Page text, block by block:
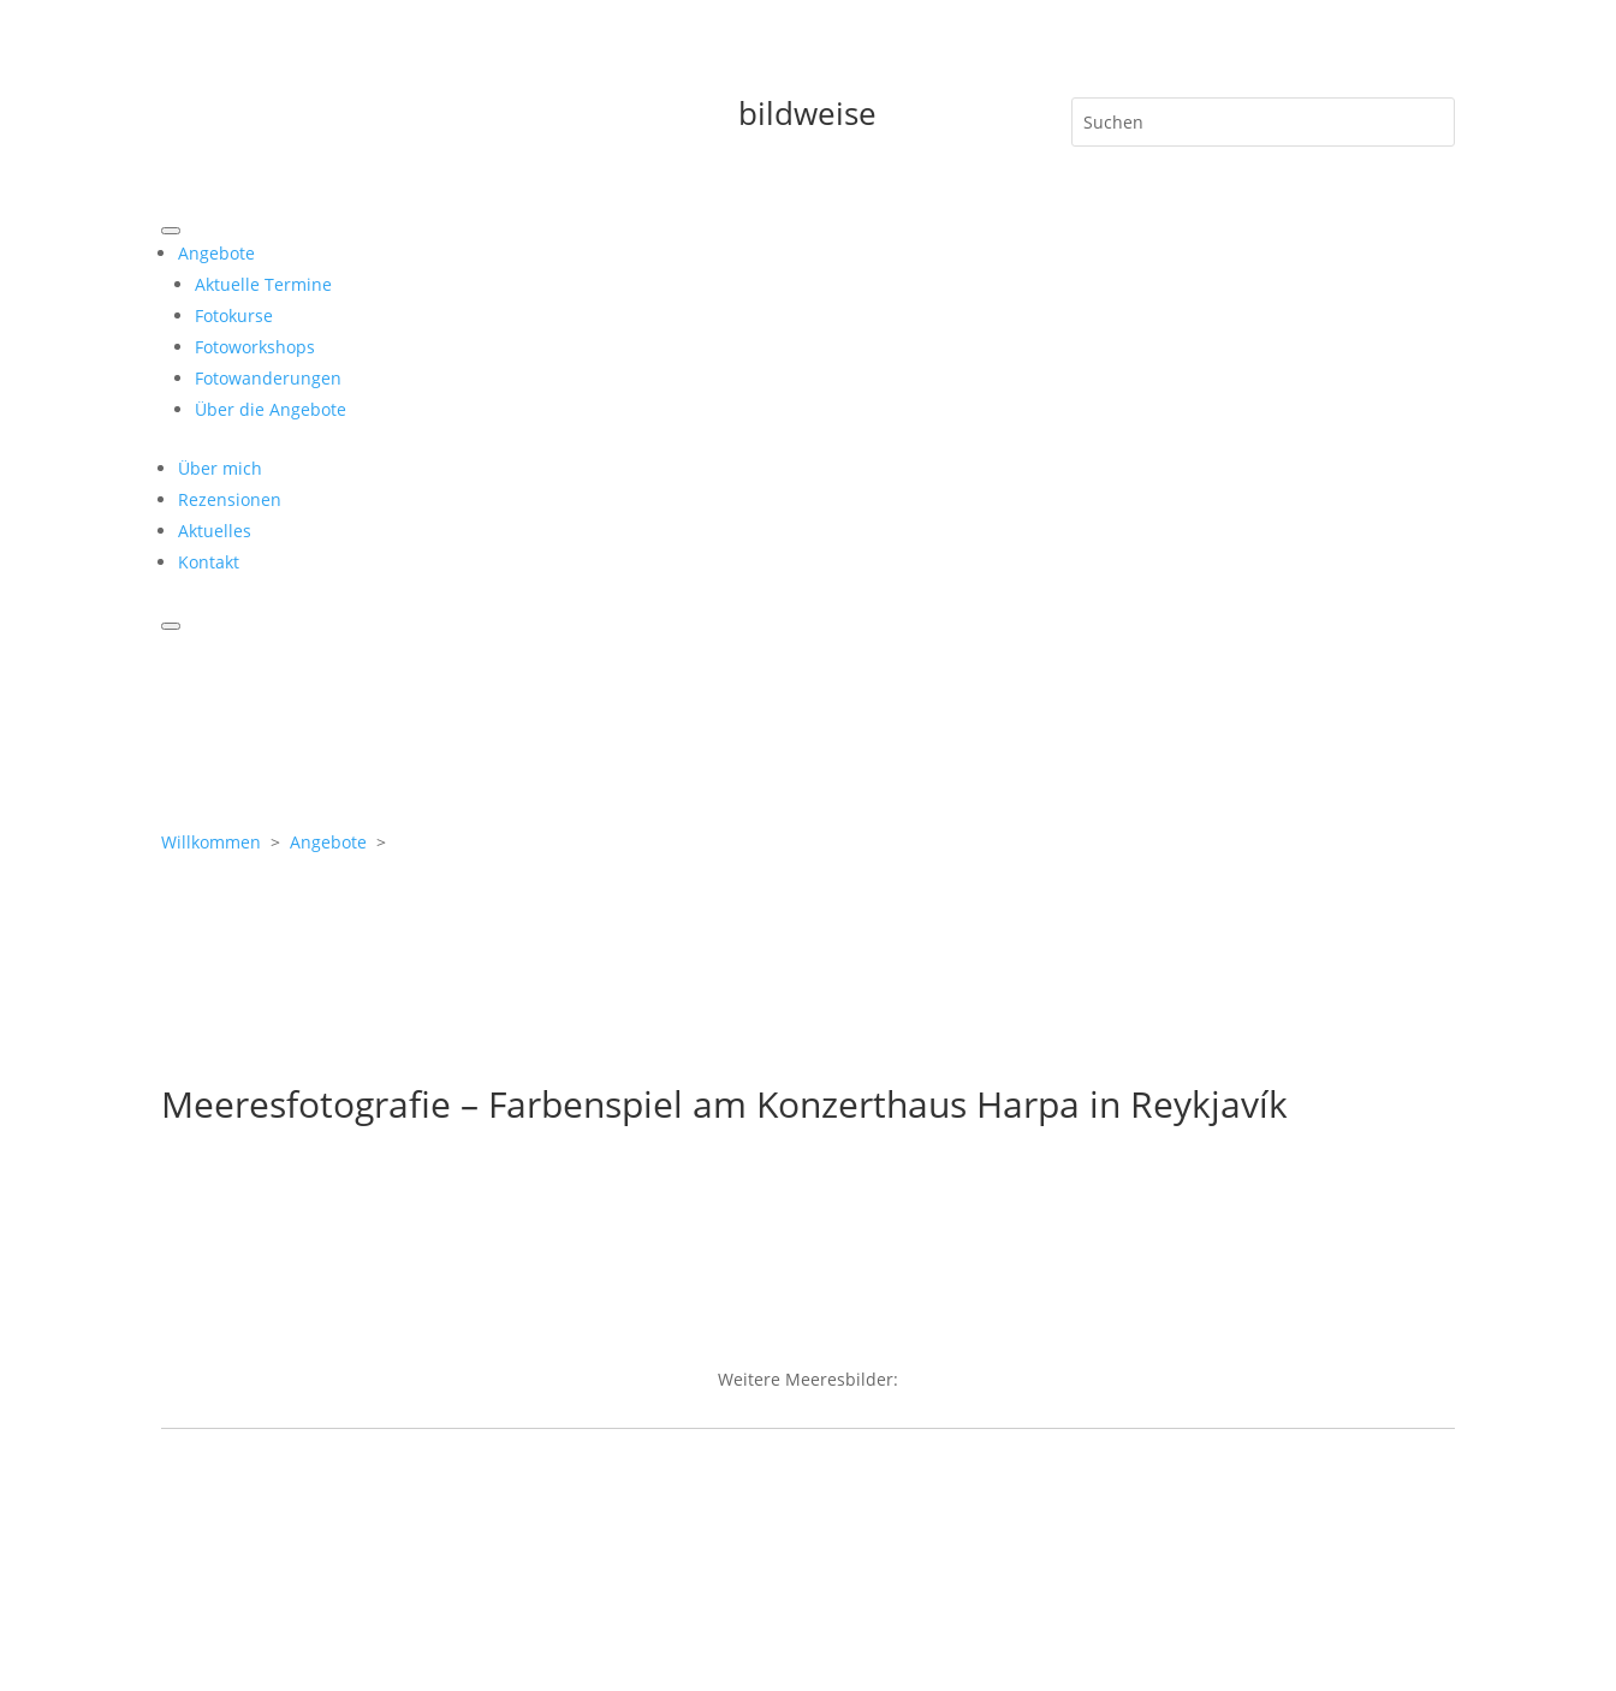
bildweise
Angebote
Aktuelle Termine
Fotokurse
Fotoworkshops
Fotowanderungen
Über die Angebote
Über mich
Rezensionen
Aktuelles
Kontakt
Willkommen >Angebote >
Meeresfotografie – Farbenspiel am Konzerthaus Harpa in Reykjavík
Weitere Meeresbilder: